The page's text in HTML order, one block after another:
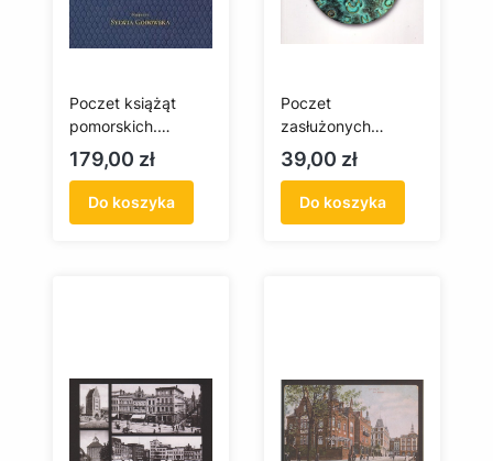
Poczet książąt
pomorskich.
Dynastia Gryfitów
1119-1637
Cena
179,00 zł
Do koszyka
Poczet
zasłużonych
chojniczan. Słownik
biograficzny XX
wieku
Cena
39,00 zł
Do koszyka